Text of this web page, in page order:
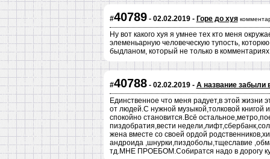
#40789- 02.02.2019 - Горе до хуя
Ну вот какого хуя я умнее тех кто меня
элеменьарную человеческую тупость,
быдланом, который не только в комментариях
#40788- 02.02.2019 - А название забыли
Единственное что меня радует,в этой жизни
от людей.С нужной музыкой,толковой книгой
спокойно становится.Всё
пиздобратия,вести
жена вместе со своей ордой
андроида ,шнурки,пиздоболы,тщеславие
тд.МНЕ ПРОЕБОМ.Собиратся надо в дорогу